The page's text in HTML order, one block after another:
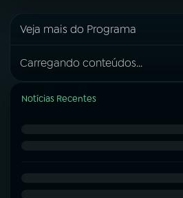
Veja mais do Programa
Carregando conteúdos...
Notícias Recentes